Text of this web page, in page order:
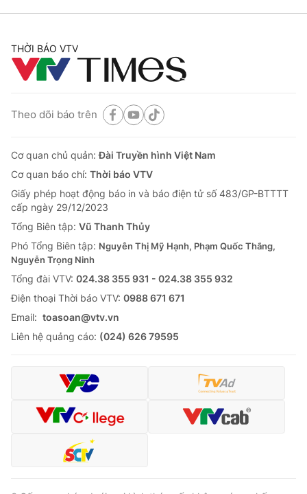
THỜI BÁO VTV
Theo dõi báo trên
Cơ quan chủ quản:Đài Truyền hình Việt Nam
Cơ quan báo chí: Thời báo VTV
Giấy phép hoạt động báo in và báo điện tử số 483/GP-BTTTT
cấp ngày 29/12/2023
Tổng Biên tập: Vũ Thanh Thủy
Phó Tổng Biên tập: Nguyễn Thị Mỹ Hạnh, Phạm Quốc Thắng,
Nguyễn Trọng Ninh
Tổng đài VTV: 024.38 355 931 - 024.38 355 932
Ðiện thoại Thời báo VTV: 0988 671 671
Email: toasoan@vtv.vn
Liên hệ quảng cáo: (024) 626 79595